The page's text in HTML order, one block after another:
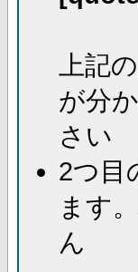
上記
が分
さい
2つ目
ます
ん